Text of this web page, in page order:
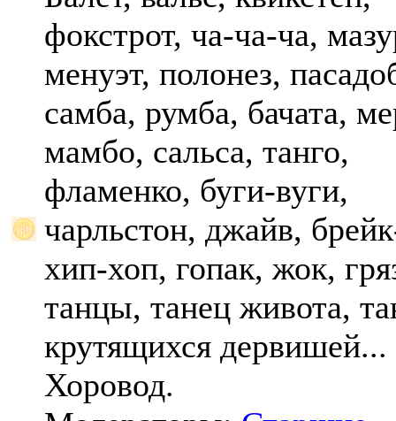
фокстрот, ча-ча-ча,
менуэт, полонез,
самба, румба, бачата,
мамбо, сальса, танго,
фламенко, буги-вуги,
чарльстон, джайв,
хип-хоп, гопак, жок,
танцы, танец живота,
крутящихся дервишей...
Хоровод.